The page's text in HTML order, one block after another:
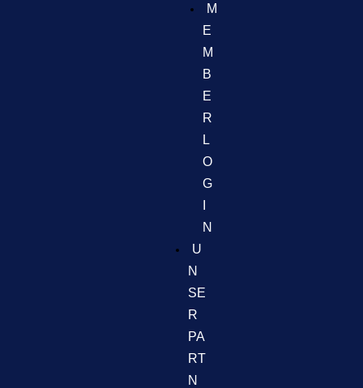
M
E
M
B
E
R
L
O
G
N
U
N
SE
R
PA
RT
N